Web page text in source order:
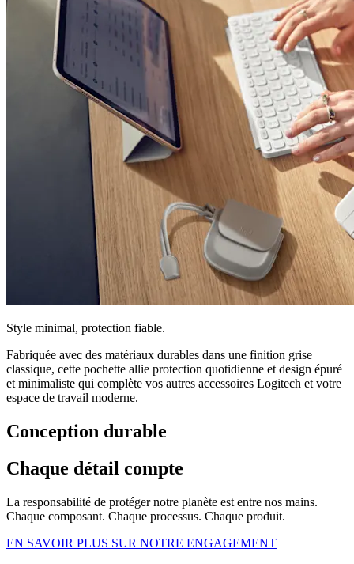
Style minimal, protection fiable.
Fabriquée avec des matériaux durables dans une finition grise
classique, cette pochette allie protection quotidienne et design épuré
et minimaliste qui complète vos autres accessoires Logitech et votre
espace de travail moderne.
Conception durable
Chaque détail compte
La responsabilité de protéger notre planète est entre nos mains.
Chaque composant. Chaque processus. Chaque produit.
EN SAVOIR PLUS SUR NOTRE ENGAGEMENT